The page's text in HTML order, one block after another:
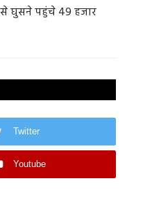
घुसने पहुंचे 49 हजार
Twitter
Youtube